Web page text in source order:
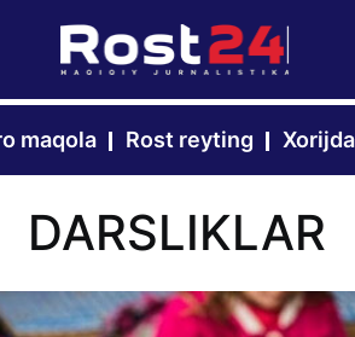
maqola Rost reyting
DARSLIKLAR